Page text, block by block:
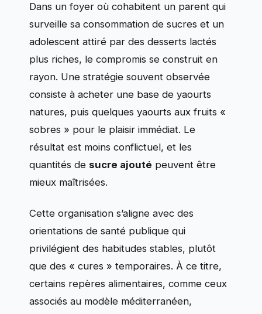
Dans un foyer où cohabitent un parent qui
surveille sa consommation de sucres et un
adolescent attiré par des desserts lactés
plus riches, le compromis se construit en
rayon. Une stratégie souvent observée
consiste à acheter une base de yaourts
natures, puis quelques yaourts aux fruits «
sobres » pour le plaisir immédiat. Le
résultat est moins conflictuel, et les
quantités de sucre ajouté peuvent être
mieux maîtrisées.
Cette organisation s’aligne avec des
orientations de santé publique qui
privilégient des habitudes stables, plutôt
que des « cures » temporaires. À ce titre,
certains repères alimentaires, comme ceux
associés au modèle méditerranéen,